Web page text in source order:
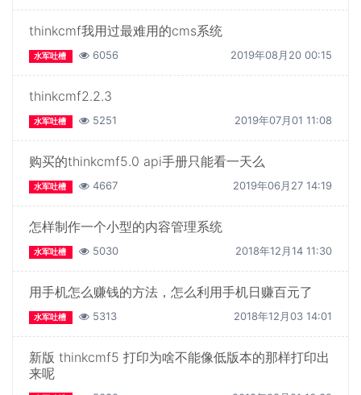
thinkcmf我用过最难用的cms系统
水军吐槽 6056 2019年08月20 00:15
thinkcmf2.2.3
水军吐槽 5251 2019年07月01 11:08
购买的thinkcmf5.0 api手册只能看一天么
水军吐槽 4667 2019年06月27 14:19
怎样制作一个小型的内容管理系统
水军吐槽 5030 2018年12月14 11:30
用手机怎么赚钱的方法，怎么利用手机日赚百元了
水军吐槽 5313 2018年12月03 14:01
新版 thinkcmf5 打印为啥不能像低版本的那样打印出
来呢